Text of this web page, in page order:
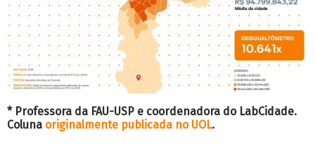
* Professora da FAU-USP e coordenadora do LabCidade.
Coluna originalmente publicada no UOL.